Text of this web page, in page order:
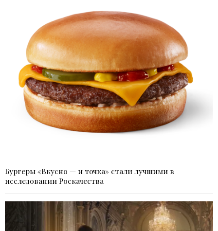
Бургеры «Вкусно — и точка» стали лучшими в
исследовании Роскачества